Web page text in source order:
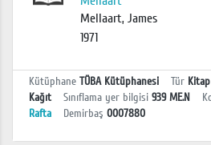
Mellaart, James
1971
Kütüphane TÜBA Kütüphanesi Tür Kitap
Kağıt
Sınıflama yer bilgisi 939 ME.N
Rafta
Demirbaş 0007880